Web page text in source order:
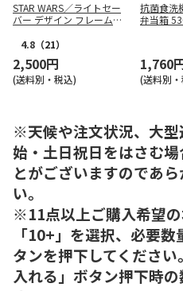
STAR WARS／ライトセー
バー デザイン フレーム切
4.8 （21）
2,500円
(送料別・税込)
抗菌食洗
弁当箱
1,760
(送料別
※天候や注文状況、大
始・土日祝日をはさむ
とがございますのであ
い。
※11点以上ご購入希望
「10+」を選択、必要
タンを押下してくださ
入れる」ボタン押下時